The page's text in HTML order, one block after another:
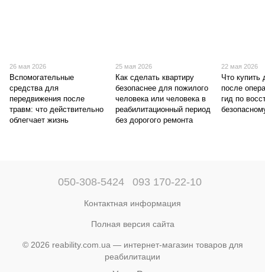
26 мая 2026
Вспомогательные
средства для
передвижения после
травм: что действительно
облегчает жизнь
25 мая 2026
Как сделать квартиру
безопаснее для пожилого
человека или человека в
реабилитационный период
без дорогого ремонта
22 мая 2026
Что купить
после
гид по
050-308-5424 093 170-22-10
Контактная информация
Полная версия сайта
© 2026 reability.com.ua — интернет-магазин товаров для
реабилитации